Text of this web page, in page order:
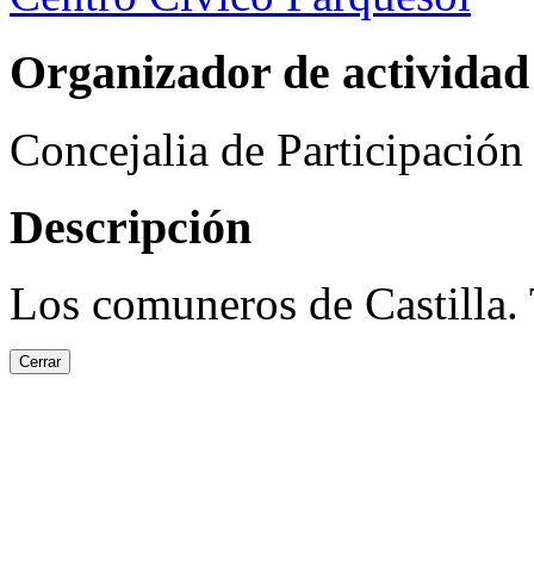
Organizador de actividad
Concejalia de
Descripción
Los comuneros de
Cerrar